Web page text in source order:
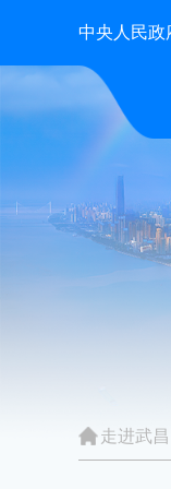
中央人民政
走进武昌